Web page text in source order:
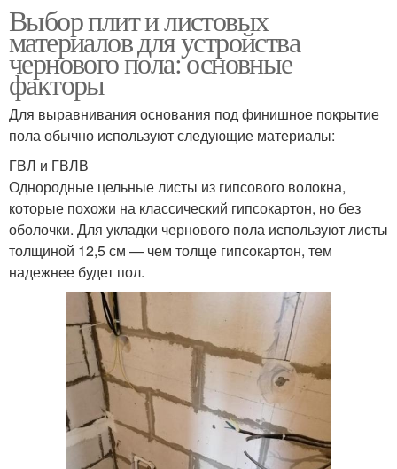
Выбор плит и листовых
материалов для устройства
чернового пола: основные
факторы
Для выравнивания основания под финишное покрытие
пола обычно используют следующие материалы:
ГВЛ и ГВЛВ
Однородные цельные листы из гипсового волокна,
которые похожи на классический гипсокартон, но без
оболочки. Для укладки чернового пола используют листы
толщиной 12,5 см — чем толще гипсокартон, тем
надежнее будет пол.